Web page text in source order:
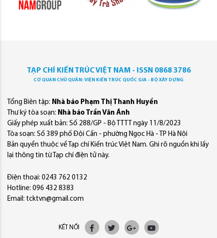
TẠP CHÍ KIẾN TRÚC VIỆT NAM - ISSN 0868 3786
CƠ QUAN CHỦ QUẢN: VIỆN KIẾN TRÚC QUỐC GIA - BỘ XÂY DỰNG
Tổng Biên tập: Nhà báo Phạm Thị Thanh Huyền
Thư ký tòa soạn: Nhà báo Trần Văn Ánh
Giấy phép xuất bản: Số 288/GP - Bộ TTTT ngày 11/8/2023
Tòa soạn: Số 389 phố Đội Cấn - phường Ngọc Hà - TP Hà Nội
Bản quyền thuộc về Tạp chí Kiến trúc Việt Nam. Ghi rõ nguồn khi lấy
lại thông tin từ Tạp chí điện tử này.
Điện thoại: 0243 762 0132
Hotline: 096 432 8383
Email: tcktvn@gmail.com
KẾT NỐI